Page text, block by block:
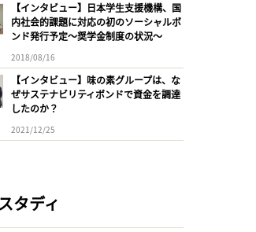
【インタビュー】日本学生支援機構、国
内社会的課題に対応の初のソーシャルボ
ンド発行予定〜奨学金制度の状況〜
2018/08/16
【インタビュー】味の素グループは、な
ぜサステナビリティボンドで資金を調達
したのか？
2021/12/25
タディ